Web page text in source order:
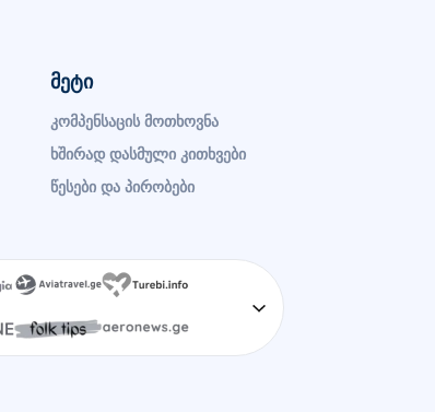
მეტი
კომპენსაცის მოთხოვნა
ხშირად დასმული კითხვები
წესები და პირობები